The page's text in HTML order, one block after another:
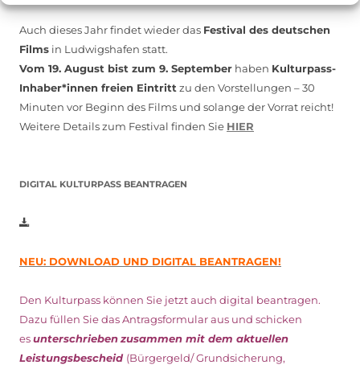
Auch dieses Jahr findet wieder das Festival des deutschen
Films in Ludwigshafen statt.
Vom 19. August bist zum 9. September haben Kulturpass-
Inhaber*innen freien Eintritt zu den Vorstellungen – 30
Minuten vor Beginn des Films und solange der Vorrat reicht!
Weitere Details zum Festival finden Sie HIER
DIGITAL KULTURPASS BEANTRAGEN
NEU: DOWNLOAD UND DIGITAL BEANTRAGEN!
Den Kulturpass können Sie jetzt auch digital beantragen.
Dazu füllen Sie das Antragsformular aus und schicken
esunterschriebenzusammen mit dem aktuellen
Leistungsbescheid (Bürgergeld/ Grundsicherung,